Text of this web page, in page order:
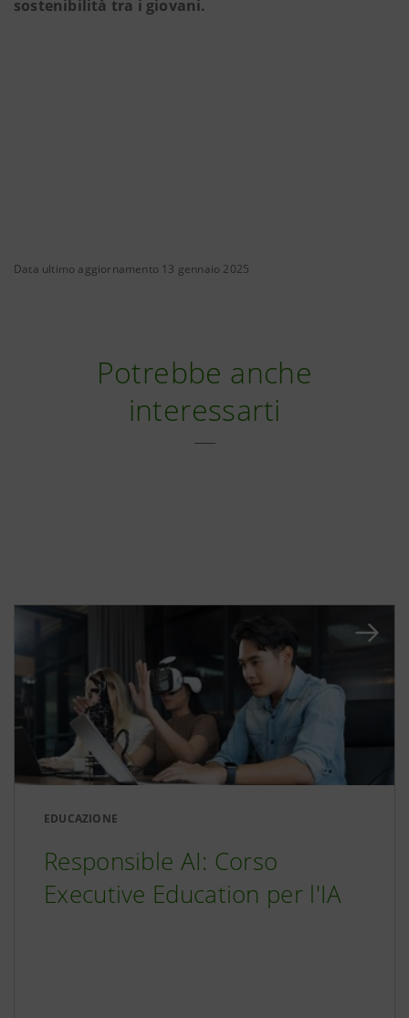
sostenibilità tra i giovani.
Data ultimo aggiornamento 13 gennaio 2025
Potrebbe anche
interessarti
EDUCAZIONE
Responsible AI: Corso
Executive Education per l'IA